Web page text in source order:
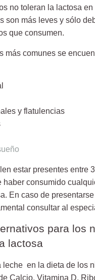
no toleran la lactosa en
son más leves y sólo
que consumen.
más comunes se
y flatulencias
estar presentes entre
haber consumido
En caso de
consultar al
para los
lactosa
leche en la dieta de los
Calcio, Vitamina D,